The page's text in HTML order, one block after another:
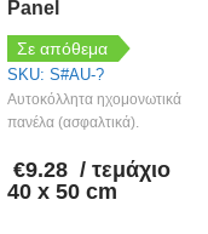
Panel
Σε απόθεμα
SKU: S#AU-?
Αυτοκόλλητα ηχομονωτικά
πανέλα (ασφαλτικά).
€9.28 / τεμάχιο
40 x 50 cm